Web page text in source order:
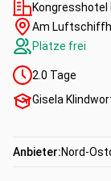
Am
Plätze frei
2.0 Tage
Gisela
Anbieter:Nord-